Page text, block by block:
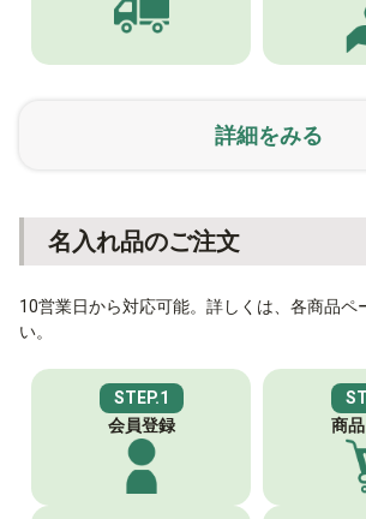
詳細をみる
名入れ品のご注文
10営業日から対応可能。詳しくは、各商品ペ
い。
STEP.1
会員登録
商